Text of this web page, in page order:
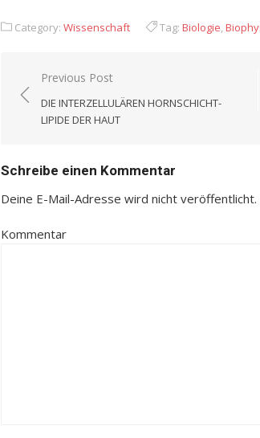
Category: Wissenschaft Tag: Biologie,
Beitrags-
Navigation
Previous Post
DIE INTERZELLULÄREN HORNSCHICHT-
LIPIDE DER HAUT
Schreibe einen Kommentar
Deine E-Mail-Adresse wird nicht veröffentlicht.
Kommentar